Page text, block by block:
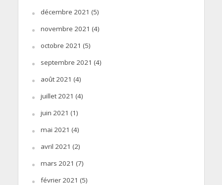
décembre 2021 (5)
novembre 2021 (4)
octobre 2021 (5)
septembre 2021 (4)
août 2021 (4)
juillet 2021 (4)
juin 2021 (1)
mai 2021 (4)
avril 2021 (2)
mars 2021 (7)
février 2021 (5)